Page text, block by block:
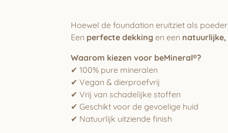
Hoewel de foundation eruitziet als
Een perfecte dekking en een natuurlijke,
Waarom kiezen voor beMineral®?
✔ 100% pure mineralen
✔ Vegan & dierproefvrij
✔ Vrij van schadelijke stoffen
✔ Geschikt voor de gevoelige huid
✔ Natuurlijk uitziende finish